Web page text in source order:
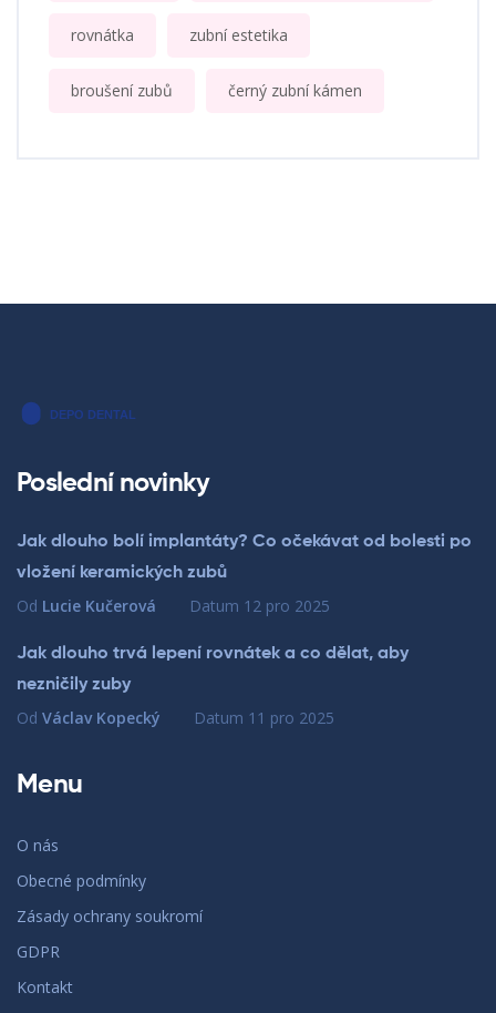
rovnátka zubní estetika
broušení zubů černý zubní kámen
Poslední novinky
Jak dlouho bolí implantáty? Co očekávat od bolesti po
vložení keramických zubů
Od Lucie Kučerová Datum 12 pro 2025
Jak dlouho trvá lepení rovnátek a co dělat, aby
nezničily zuby
Od Václav Kopecký Datum 11 pro 2025
Menu
O nás
Obecné podmínky
Zásady ochrany soukromí
GDPR
Kontakt